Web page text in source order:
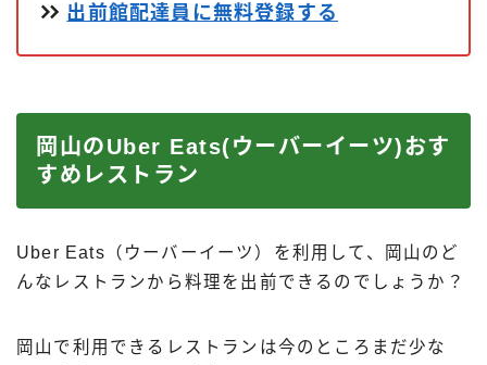
出前館配達員に無料登録する
岡山のUber Eats(ウーバーイーツ)おす
すめレストラン
Uber Eats（ウーバーイーツ）を利用して、岡山のど
んなレストランから料理を出前できるのでしょうか？
岡山で利用できるレストランは今のところまだ少な